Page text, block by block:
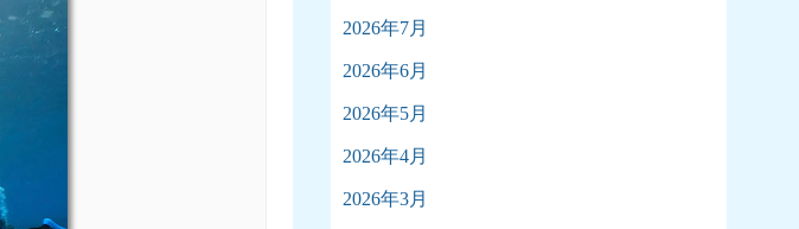
2026年7月
2026年6月
2026年5月
2026年4月
2026年3月